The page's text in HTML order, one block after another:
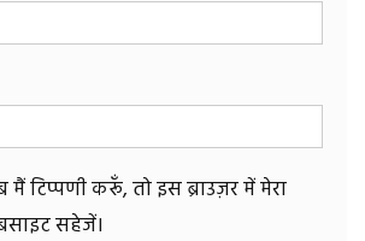
टिप्पणी करूँ, तो इस ब्राउज़र में मेरा
सहेजें।